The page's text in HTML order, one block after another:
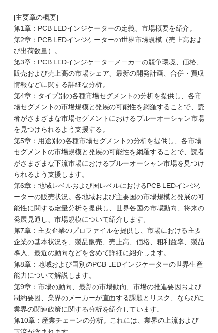
[主要章の概要]
第1章：PCB LEDインジケーターの定義、市場概要を紹介。
第2章：PCB LEDインジケーターの世界市場規模（売上高およ
び出荷数量）。
第3章：PCB LEDインジケーターメーカーの競争環境、価格、
販売および売上高の市場シェア、最新の開発計画、合併・買収
情報などに関する詳細な分析。
第4章：タイプ別の各種市場セグメントの分析を提供し、各市
場セグメントの市場規模と発展の可能性を網羅することで、読
者がさまざまな市場セグメントにおけるブルーオーシャン市場
を見つけられるよう支援する。
第5章：用途別の各種市場セグメントの分析を提供し、各市場
セグメントの市場規模と発展の可能性を網羅することで、読者
がさまざまな下流市場におけるブルーオーシャン市場を見つけ
られるよう支援します。
第6章：地域レベルおよび国レベルにおけるPCB LEDインジケ
ーターの販売状況。各地域および主要国の市場規模と発展の可
能性に関する定量分析を提供し、世界各国の市場動向、将来の
発展見通し、市場規模について紹介します。
第7章：主要企業のプロファイルを提供し、市場における主要
企業の基本状況を、製品販売、売上高、価格、粗利益率、製品
導入、最近の動向などを含めて詳細に紹介します。
第8章：地域および国別のPCB LEDインジケーターの世界生産
能力について解説します。
第9章：市場の動向、最新の市場動向、市場の推進要因および
制約要因、業界のメーカーが直面する課題とリスク、ならびに
業界の関連政策に関する分析を紹介しています。
第10章：産業チェーンの分析。これには、業界の上流および